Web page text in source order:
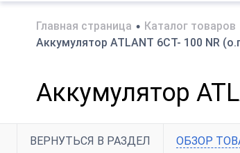
Главная страница • Каталог товаров
Аккумулятор ATLANT 6СТ- 100 NR
Аккумулятор
ВЕРНУТЬСЯ В РАЗДЕЛ ОБЗОР